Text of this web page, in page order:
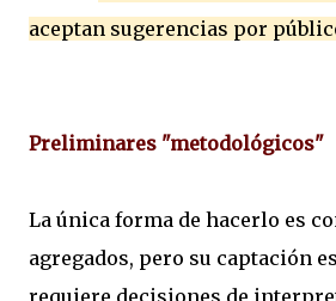
aceptan sugerencias por
Preliminares "metodológicos"
La única forma de hacerlo es
agregados, pero su captación
requiere decisiones de